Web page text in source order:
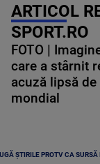
ARTICOL
SPORT.RO
FOTO |
care a stârnit
acuză lipsă de
mondial
ȘTIRILE PROTV CA SURSĂ